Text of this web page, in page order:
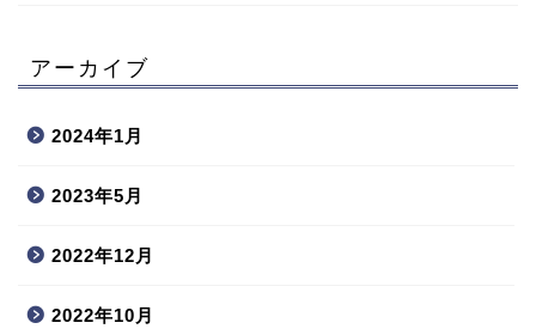
アーカイブ
2024年1月
2023年5月
2022年12月
2022年10月